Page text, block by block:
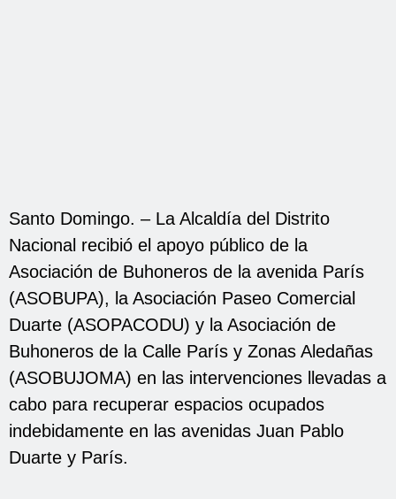
Santo Domingo. – La Alcaldía del Distrito
Nacional recibió el apoyo público de la
Asociación de Buhoneros de la avenida París
(ASOBUPA), la Asociación Paseo Comercial
Duarte (ASOPACODU) y la Asociación de
Buhoneros de la Calle París y Zonas Aledañas
(ASOBUJOMA) en las intervenciones llevadas a
cabo para recuperar espacios ocupados
indebidamente en las avenidas Juan Pablo
Duarte y París.